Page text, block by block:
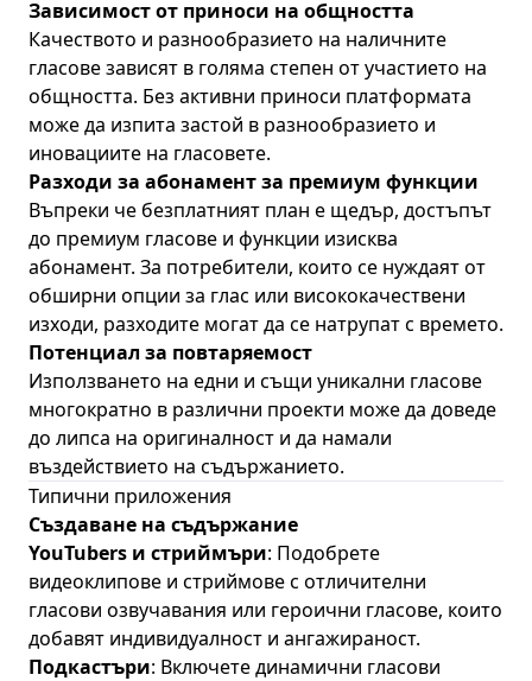
Зависимост от приноси на общността
Качеството и разнообразието на наличните
гласове зависят в голяма степен от участието на
общността. Без активни приноси платформата
може да изпита застой в разнообразието и
иновациите на гласовете.
Разходи за абонамент за премиум функции
Въпреки че безплатният план е щедър, достъпът
до премиум гласове и функции изисква
абонамент. За потребители, които се нуждаят от
обширни опции за глас или висококачествени
изходи, разходите могат да се натрупат с времето.
Потенциал за повтаряемост
Използването на едни и същи уникални гласове
многократно в различни проекти може да доведе
до липса на оригиналност и да намали
въздействието на съдържанието.
Типични приложения
Създаване на съдържание
YouTubers и стриймъри: Подобрете
видеоклипове и стриймове с отличителни
гласови озвучавания или героични гласове, които
добавят индивидуалност и ангажираност.
Подкастъри: Включете динамични гласови